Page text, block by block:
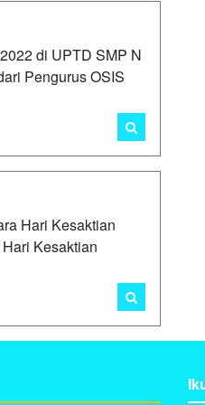
di UPTD SMP N
Pengurus OSIS
Hari Kesaktian
Kesaktian